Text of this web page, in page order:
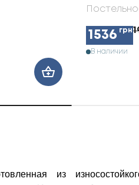
1536 грн
В наличии
из